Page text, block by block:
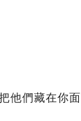
把他們藏在你